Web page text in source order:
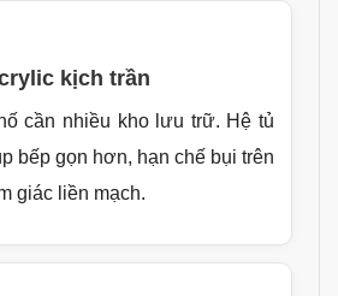
kịch trần
cần nhiều kho lưu trữ. Hệ tủ
bếp gọn hơn, hạn chế bụi trên
giác liền mạch.